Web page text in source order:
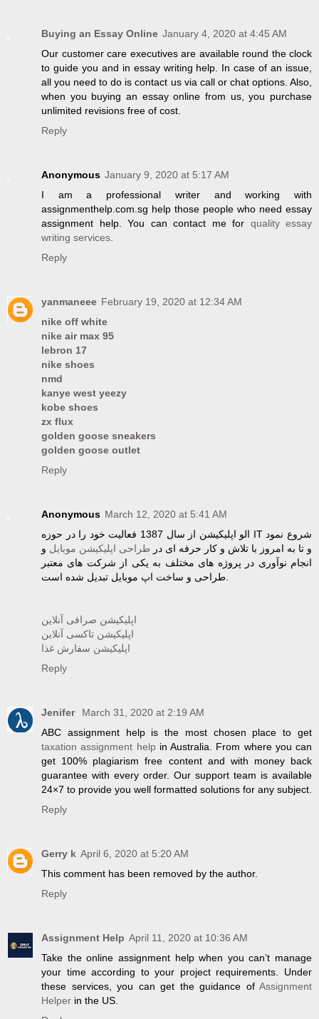
Buying an Essay Online January 4, 2020 at 4:45 AM
Our customer care executives are available round the clock
to guide you and in essay writing help. In case of an issue,
all you need to do is contact us via call or chat options. Also,
when you buying an essay online from us, you purchase
unlimited revisions free of cost.
Reply
Anonymous January 9, 2020 at 5:17 AM
I am a professional writer and working with
assignmenthelp.com.sg help those people who need essay
assignment help. You can contact me for quality essay
writing services
Reply
yanmaneee February 19, 2020 at 12:34 AM
nike off white
nike air max 95
lebron 17
nike shoes
nmd
kanye west yeezy
kobe shoes
zx flux
golden goose sneakers
golden goose outlet
Reply
Anonymous March 12, 2020 at 5:41 AM
الو اپلیکیشن از سال 1387 فعالیت خود را در حوزه IT شروع نمود
و تا به امروز با تلاش و کار حرفه ای در طراحی اپلیکیشن موبایل و
انجام نوآوری در پروژه های مختلف به یکی از شرکت های معتبر
اپلیکیشن صرافی آنلاین
اپلیکیشن تاکسی آنلاین
اپلیکیشن سفارش غذا
Reply
Jenifer
March 31, 2020 at 2:19 AM
ABC assignment help is the most chosen place to get
taxation assignment helpin Australia. From where you can
get 100% plagiarism free content and with money back
guarantee with every order. Our support team is available
24×7 to provide you well formatted solutions for any subject.
Reply
Gerry k April 6, 2020 at 5:20 AM
This comment has been removed by the author.
Reply
Assignment Help April 11, 2020 at 10:36 AM
Take the online assignment help when you can’t manage
your time according to your project requirements. Under
these services, you can get the guidance of Assignment
Helper in the US.